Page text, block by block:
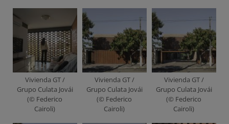
Vivienda GT /
Grupo Culata Jovái
(© Federico
Cairoli)
Vivienda GT /
Grupo Culata Jovái
(© Federico
Cairoli)
Vivienda GT /
Grupo Culata Jovái
(© Federico
Cairoli)